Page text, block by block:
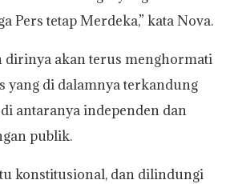
Pers tetap Merdeka,” kata Nova.
dirinya akan terus menghormati
yang di dalamnya terkandung
antaranya independen dan
publik.
konstitusional, dan dilindungi